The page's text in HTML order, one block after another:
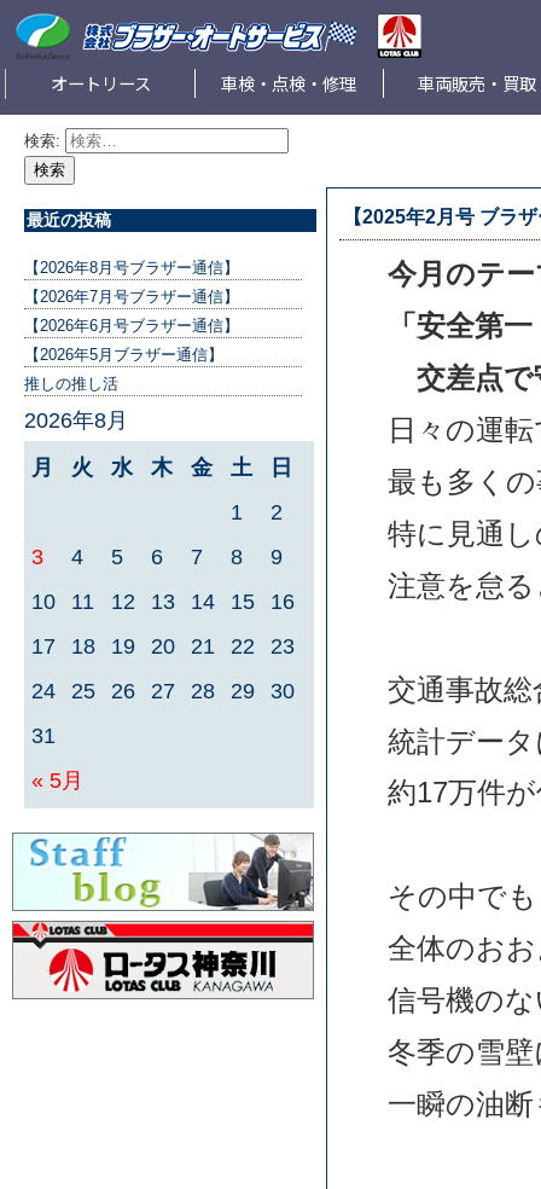
オートリース 車検・点検・修理 車両販売・買取
【2025年2月号 ブラ
今月のテ
「安全第一
交差点で
日々の運
最も多く
特に見通
注意を怠
交通事故
統計デー
約17万件
その中で
全体のお
信号機の
冬季の雪
一瞬の油
検索:
最近の投稿
【2026年8月号ブラザー通信】
【2026年7月号ブラザー通信】
【2026年6月号ブラザー通信】
【2026年5月ブラザー通信】
推しの推し活
2026年8月
月
火 水 木 金 土 日
« 5月
1
2
3
4 5 6 7 8
9
10
11 12 13 14 15
16
17
18 19 20 21 22
23
24
25 26 27 28 29
30
31